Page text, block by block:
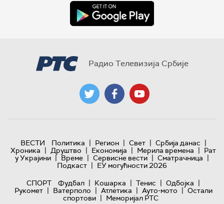
Радио Телевизија Србије
ВЕСТИ Политика | Регион | Свет | Србија данас |
Хроника | Друштво | Економија | Мерила времена | Рат
у Украјини | Време | Сервисне вести | Сматрачница |
Подкаст | ЕУ могућности 2026
СПОРТ
Фудбал | Кошарка | Тенис | Одбојка |
Рукомет | Ватерполо | Атлетика | Ауто-мото | Остали
спортови | Меморијал РТС